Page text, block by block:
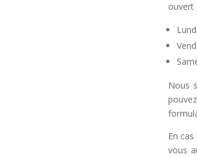
ouvert
Nous
En
vous